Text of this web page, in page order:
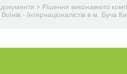
> Рішення виконавчого
- Інтернаціоналістів в м. Буча